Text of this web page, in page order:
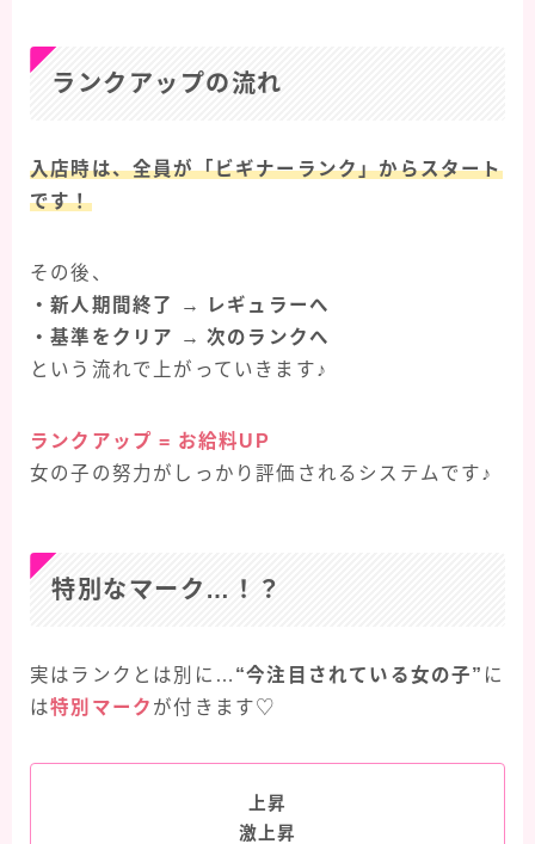
ランクアップの流れ
入店時は、全員が「ビギナーランク」からスタート
です！
その後、
・新人期間終了 → レギュラーへ
・基準をクリア → 次のランクへ
という流れで上がっていきます♪
ランクアップ = お給料UP
女の子の努力がしっかり評価されるシステムです♪
特別なマーク…！？
実はランクとは別に… “今注目されている女の子” に
は特別マーク が付きます♡
上昇
激上昇